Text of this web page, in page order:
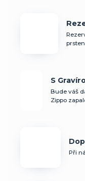
S
Bude váš
Zippo
Při